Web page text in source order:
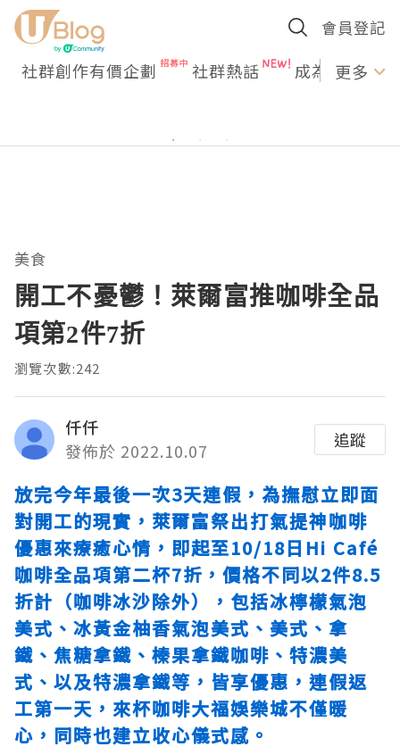
會員登記
社群創作有價企劃 社群熱話 成為U更多
美食
開工不憂鬱！萊爾富推咖啡全品
項第2件7折
瀏覽次數:242
仟仟
發佈於 2022.10.07
追蹤
放完今年最後一次3天連假，為撫慰立即面
對開工的現實，萊爾富祭出打氣提神咖啡
優惠來療癒心情，即起至10/18日Hi Café
咖啡全品項第二杯7折，價格不同以2件8.5
折計（咖啡冰沙除外），包括冰檸檬氣泡
美式、冰黃金柚香氣泡美式、美式、拿
鐵、焦糖拿鐵、榛果拿鐵咖啡、特濃美
式、以及特濃拿鐵等，皆享優惠，連假返
工第一天，來杯咖啡大福娛樂城不僅暖
心，同時也建立收心儀式感。